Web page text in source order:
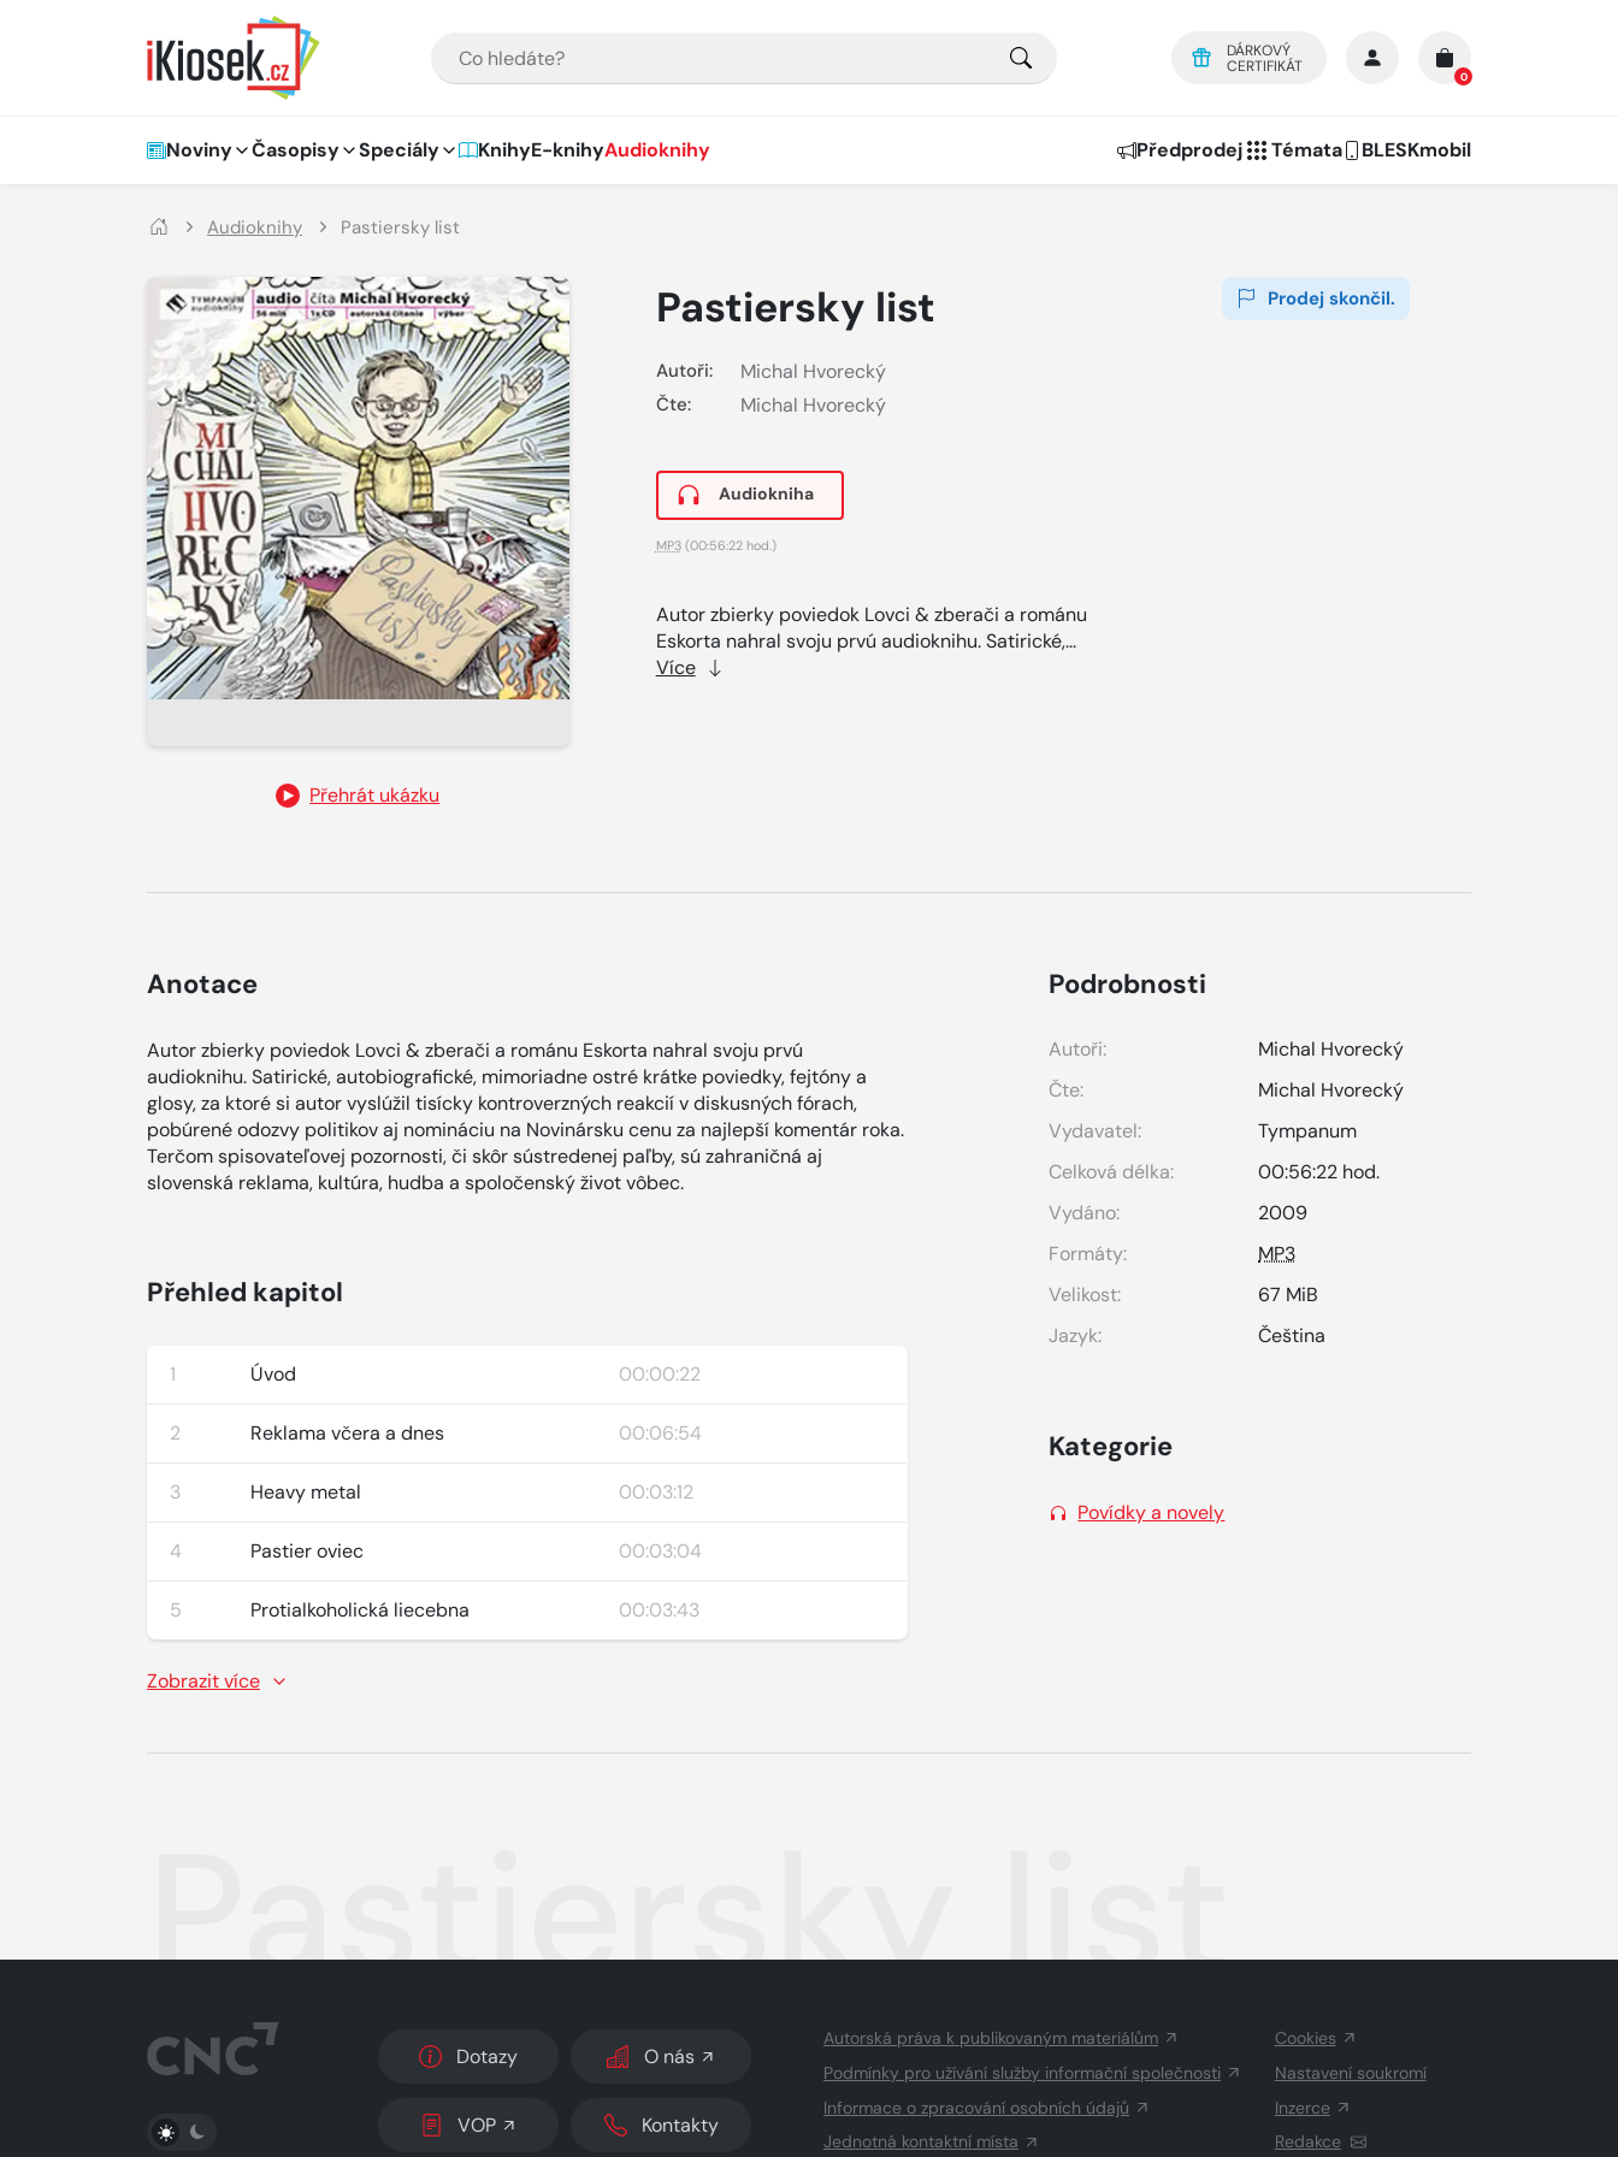
DÁRKOVÝ
CERTIFIKÁT
0
Hlavní navigace
Noviny Časopisy Speciály KnihyE-knihyAudioknihy Předprodej Témata BLESKmobil
Audioknihy Pastiersky list
Přehrát ukázku
Pastiersky list
Autoři: Michal Hvorecký
Čte: Michal Hvorecký
Audiokniha
MP3(00:56:22 hod.)
Autor zbierky poviedok Lovci & zberači a románu
Eskorta nahral svoju prvú audioknihu. Satirické,...
Více
Prodej skončil.
Anotace
Autor zbierky poviedok Lovci & zberači a románu Eskorta nahral svoju prvú
audioknihu. Satirické, autobiografické, mimoriadne ostré krátke poviedky, fejtóny a
glosy, za ktoré si autor vyslúžil tisícky kontroverzných reakcií v diskusných fórach,
pobúrené odozvy politikov aj nomináciu na Novinársku cenu za najlepší komentár roka.
Terčom spisovateľovej pozornosti, či skôr sústredenej paľby, sú zahraničná aj
slovenská reklama, kultúra, hudba a spoločenský život vôbec.
Přehled kapitol
1 Úvod 00:00:22
2 Reklama včera a dnes 00:06:54
3 Heavy metal 00:03:12
4 Pastier oviec 00:03:04
5 Protialkoholická liecebna 00:03:43
Zobrazit více
Podrobnosti
Autoři:
Michal Hvorecký
Čte:
Michal Hvorecký
Vydavatel:
Tympanum
Celková délka:
00:56:22 hod.
Vydáno:
2009
Formáty:
MP3
Velikost:
67 MiB
Jazyk:
Čeština
Kategorie
Povídky a novely
Pastiersky list
PŘEPNOUT SVĚTLÝ/TMAVÝ REŽIM
Dotazy O nás
VOP Kontakty
Autorská práva k publikovaným materiálům
Podmínky pro užívání služby informační společnosti
Informace o zpracování osobních údajů
Jednotná kontaktní místa
Cookies
Nastavení soukromí
Inzerce
Redakce